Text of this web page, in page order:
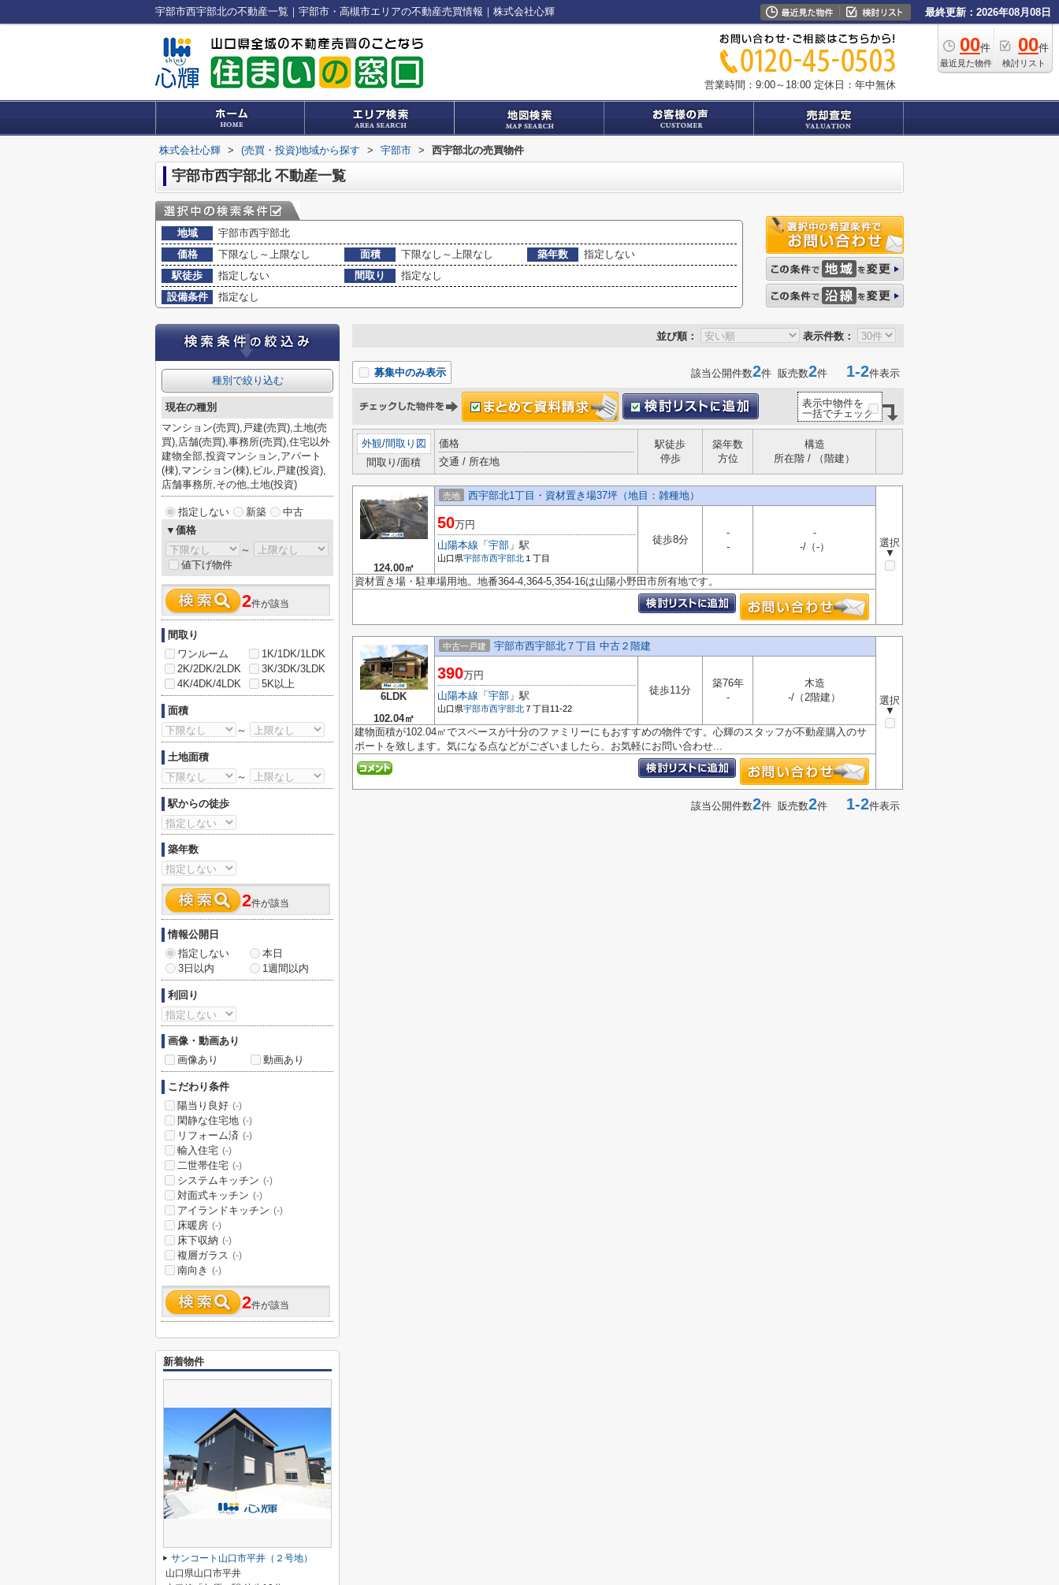
宇部市西宇部北の不動産一覧｜宇部市・高槻市エリアの不動産売買情報｜株式会社心輝 最終更新：2026年08月08日
00件
最近見た物件
00件
検討リスト
営業時間：9:00～18:00 定休日：年中無休
株式会社心輝 > (売買・投資)地域から探す > 宇部市 > 西宇部北の売買物件
宇部市西宇部北 不動産一覧
地域
宇部市西宇部北
価格
下限なし～上限なし 面積 下限なし～上限なし 築年数
指定しない
駅徒歩
指定しない 間取り
指定なし
設備条件
指定なし
並び順： 表示件数：
募集中のみ表示 該当公開件数2件 販売数2件 1-2件表示
表示中物件を
一括でチェック
外観/間取り図
間取り/面積
価格
交通 / 所在地
駅徒歩
停歩
築年数
方位
構造
所在階 / （階建）
124.00㎡
売地 西宇部北1丁目・資材置き場37坪（地目：雑種地）
選択
▼
50万円
山陽本線 「 宇部 」駅
山口県宇部市西宇部北 １丁目
徒歩8分
-
-
-
-/（-）
資材置き場・駐車場用地。地番364-4,364-5,354-16は山陽小野田市所有地です。
6LDK
102.04㎡
中古一戸建 宇部市西宇部北７丁目 中古２階建
選択
▼
390万円
山陽本線 「 宇部 」駅
山口県宇部市西宇部北 ７丁目11-22
徒歩11分
築76年
-
木造
-/（2階建）
建物面積が102.04㎡でスペースが十分のファミリーにもおすすめの物件です。心輝のスタッフが不動産購入のサ
ポートを致します。気になる点などがございましたら、お気軽にお問い合わせ...
該当公開件数2件 販売数2件 1-2件表示
種別で絞り込む
現在の種別
マンション(売買),戸建(売買),土地(売
買),店舗(売買),事務所(売買),住宅以外
建物全部,投資マンション,アパート
(棟),マンション(棟),ビル,戸建(投資),
店舗事務所,その他,土地(投資)
指定しない 新築
中古
▼価格
～
値下げ物件
2件が該当
間取り
ワンルーム
1K/1DK/1LDK
2K/2DK/2LDK
3K/3DK/3LDK
4K/4DK/4LDK
5K以上
面積
～
土地面積
～
駅からの徒歩
築年数
2件が該当
情報公開日
指定しない
本日
3日以内
1週間以内
利回り
画像・動画あり
画像あり
動画あり
こだわり条件
陽当り良好 (-)
閑静な住宅地 (-)
リフォーム済 (-)
輸入住宅 (-)
二世帯住宅 (-)
システムキッチン (-)
対面式キッチン (-)
アイランドキッチン (-)
床暖房 (-)
床下収納 (-)
複層ガラス (-)
南向き (-)
2件が該当
新着物件
サンコート山口市平井（２号地）
山口県山口市平井